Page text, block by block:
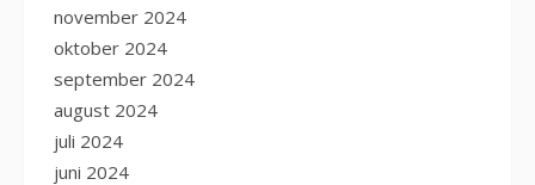
november 2024
oktober 2024
september 2024
august 2024
juli 2024
juni 2024